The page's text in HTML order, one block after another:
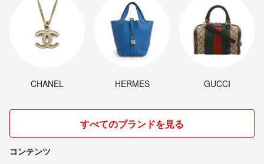
CHANEL HERMES GUCCI
すべてのブランドを見る
コンテンツ